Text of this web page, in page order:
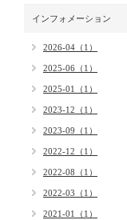
インフォメーション
2026-04（1）
2025-06（1）
2025-01（1）
2023-12（1）
2023-09（1）
2022-12（1）
2022-08（1）
2022-03（1）
2021-01（1）